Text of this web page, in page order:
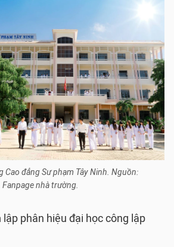
Cao đẳng Sư phạm Tây Ninh. Nguồn:
Fanpage nhà trường.
phân hiệu đại học công lập